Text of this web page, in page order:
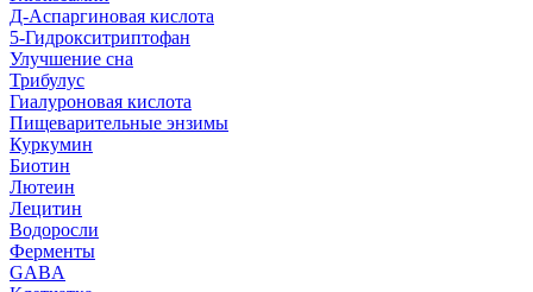
Д-Аспаргиновая кислота
5-Гидрокситриптофан
Улучшение сна
Трибулус
Гиалуроновая кислота
Пищеварительные энзимы
Куркумин
Биотин
Лютеин
Лецитин
Водоросли
Ферменты
GABA